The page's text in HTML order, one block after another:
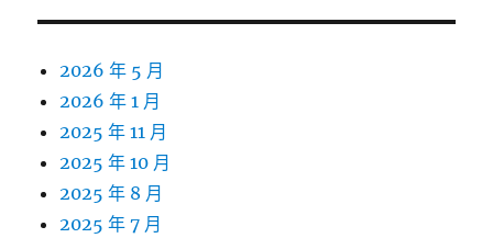
2026 年 5 月
2026 年 1 月
2025 年 11 月
2025 年 10 月
2025 年 8 月
2025 年 7 月